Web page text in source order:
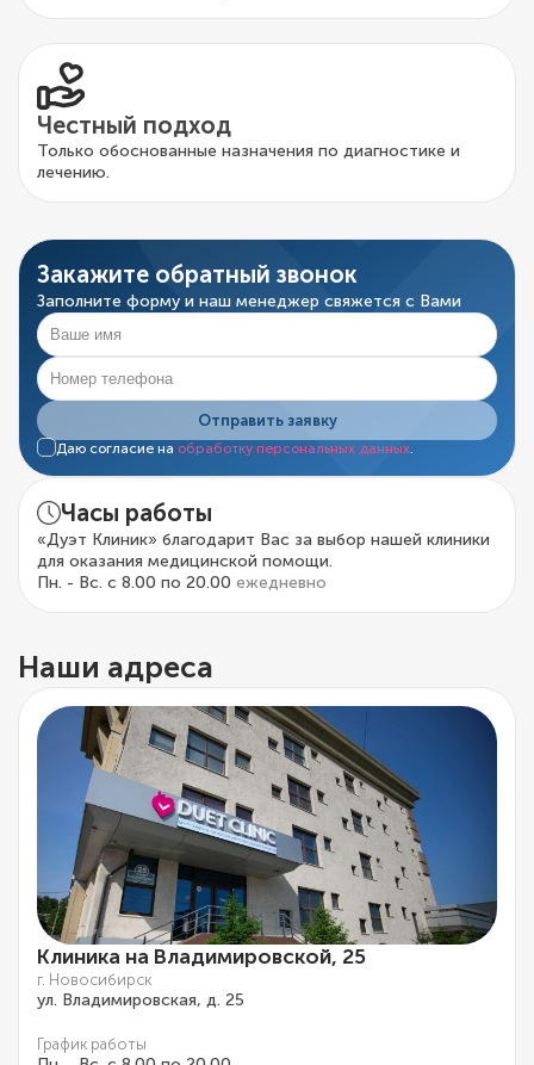
Честный подход
Только обоснованные назначения по диагностике и
лечению.
Закажите обратный звонок
Заполните форму и наш менеджер свяжется с Вами
Отправить заявку
Даю согласие на обработку персональных данных.
Часы работы
«Дуэт Клиник» благодарит Вас за выбор нашей клиники
для оказания медицинской помощи.
Пн. - Вс. с 8.00 по 20.00 ежедневно
Наши адреса
Клиника на Владимировской, 25
г. Новосибирск
ул. Владимировская, д. 25
График работы